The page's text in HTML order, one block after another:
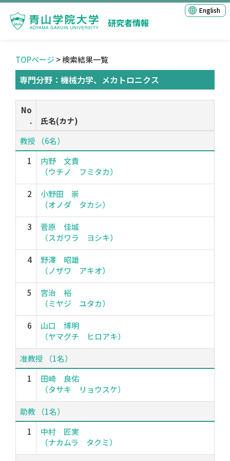
研究者情報
English
TOPページ > 検索結果一覧
専門分野：機械力学、メカトロニクス
No
.
氏名(カナ)
教授 （6名）
1
内野 文貴
（ウチノ フミタカ）
2
小野田 崇
（オノダ タカシ）
3
菅原 佳城
（スガワラ ヨシキ）
4
野澤 昭雄
（ノザワ アキオ）
5
宮治 裕
（ミヤジ ユタカ）
6
山口 博明
（ヤマグチ ヒロアキ）
准教授 （1名）
1
田崎 良佑
（タサキ リョウスケ）
助教 （1名）
1
中村 匠実
（ナカムラ タクミ）